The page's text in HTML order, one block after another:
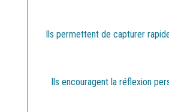
Ils permettent de capturer
Ils encouragent la réflexion